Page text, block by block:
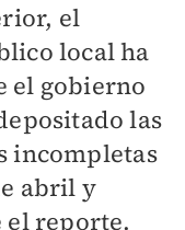
el
local ha
el gobierno
las
incompletas
abril y
el reporte.